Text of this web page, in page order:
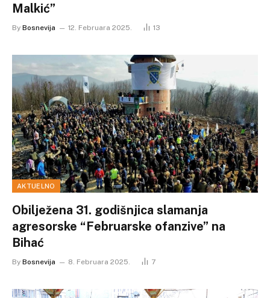
Malkić”
By Bosnevija 12. Februara 2025. 13
AKTUELNO
Obilježena 31. godišnjica slamanja
agresorske “Februarske ofanzive” na
Bihać
By Bosnevija 8. Februara 2025. 7